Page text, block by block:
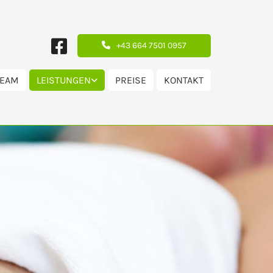
+43 664 7501 0957
LEISTUNGEN PREISE KONTAKT